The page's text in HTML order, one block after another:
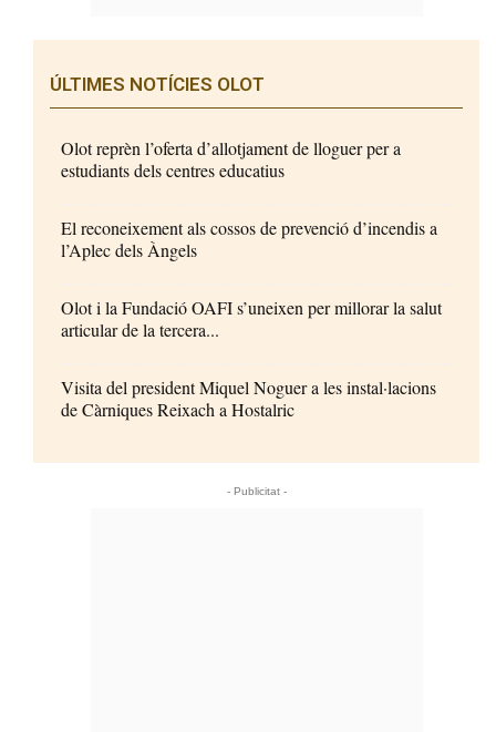
ÚLTIMES NOTÍCIES OLOT
Olot reprèn l’oferta d’allotjament de lloguer per a
estudiants dels centres educatius
El reconeixement als cossos de prevenció d’incendis a
l’Aplec dels Àngels
Olot i la Fundació OAFI s’uneixen per millorar la salut
articular de la tercera...
Visita del president Miquel Noguer a les instal·lacions
de Càrniques Reixach a Hostalric
- Publicitat -